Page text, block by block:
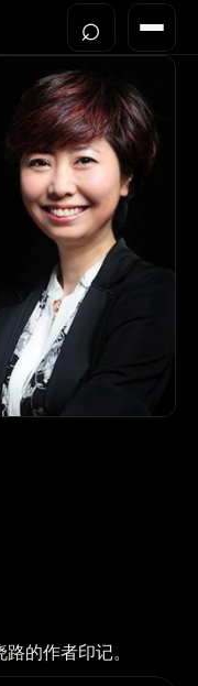
菜单
⌕打开
的作者印记。